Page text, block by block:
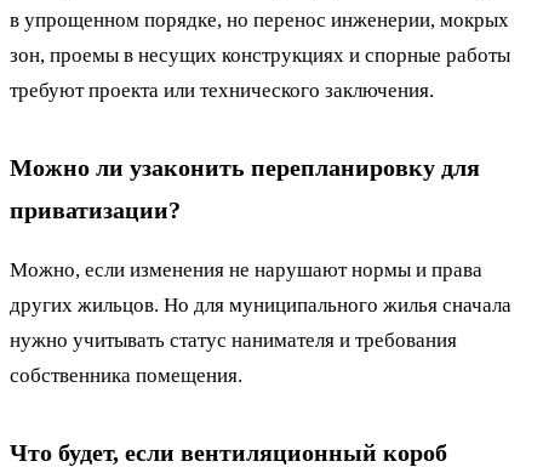
в упрощенном порядке, но перенос инженерии, мокрых
зон, проемы в несущих конструкциях и спорные работы
требуют проекта или технического заключения.
Можно ли узаконить перепланировку для
приватизации?
Можно, если изменения не нарушают нормы и права
других жильцов. Но для муниципального жилья сначала
нужно учитывать статус нанимателя и требования
собственника помещения.
Что будет, если вентиляционный короб